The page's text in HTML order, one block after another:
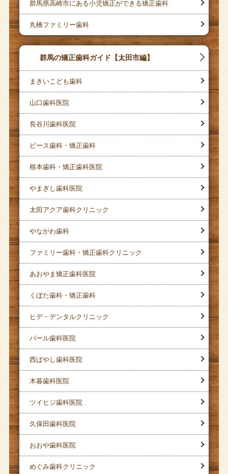
群馬県高崎市にある小児矯正ができる矯正歯科
丸橋ファミリー歯科
群馬の矯正歯科ガイド【太田市編】
まきいこども歯科
山口歯科医院
長谷川歯科医院
ピース歯科・矯正歯科
根本歯科・矯正歯科医院
やまぎし歯科医院
太田アクア歯科クリニック
やながわ歯科
ファミリー歯科・矯正歯科クリニック
あおやま矯正歯科医院
くぼた歯科・矯正歯科
ヒデ・デンタルクリニック
パール歯科医院
西ばやし歯科医院
木暮歯科医院
ツイヒジ歯科医院
久保田歯科医院
おおや歯科医院
めぐみ歯科クリニック